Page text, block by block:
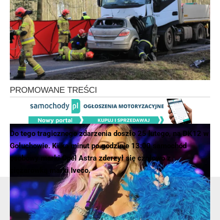
Przemysław Araszkiewicz rzecznik prasowy Komendy
Powiatowej Policji w Międzychodzie
foto: Wieści Międzychodzkie
Do tego tragicznego zdarzenia doszło 25 lutego, na DK12 w
Gołuchowie. Kilka minut po godzinie 13:00 samochód
osobowy marki Opel Astra zderzył się czołowo z
ciężarówką marki Iveco.